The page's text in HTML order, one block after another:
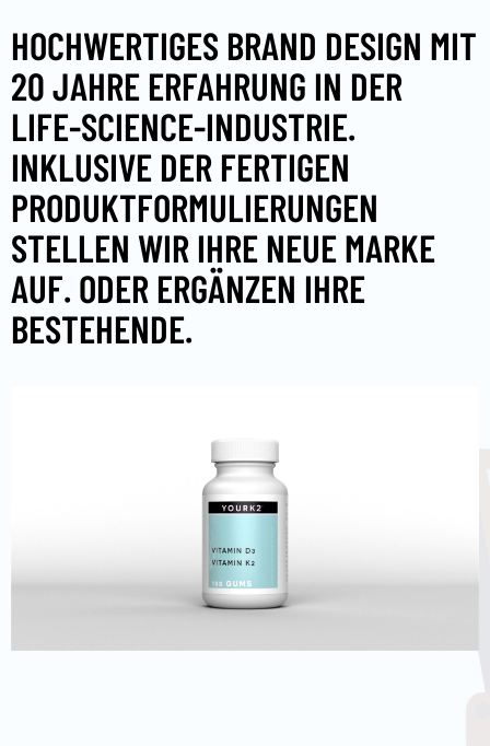
HOCHWERTIGES BRAND DESIGN MIT
20 JAHRE ERFAHRUNG IN DER
LIFE-SCIENCE-INDUSTRIE.
INKLUSIVE DER FERTIGEN
PRODUKTFORMULIERUNGEN
STELLEN WIR IHRE NEUE MARKE
AUF. ODER ERGÄNZEN IHRE
BESTEHENDE.